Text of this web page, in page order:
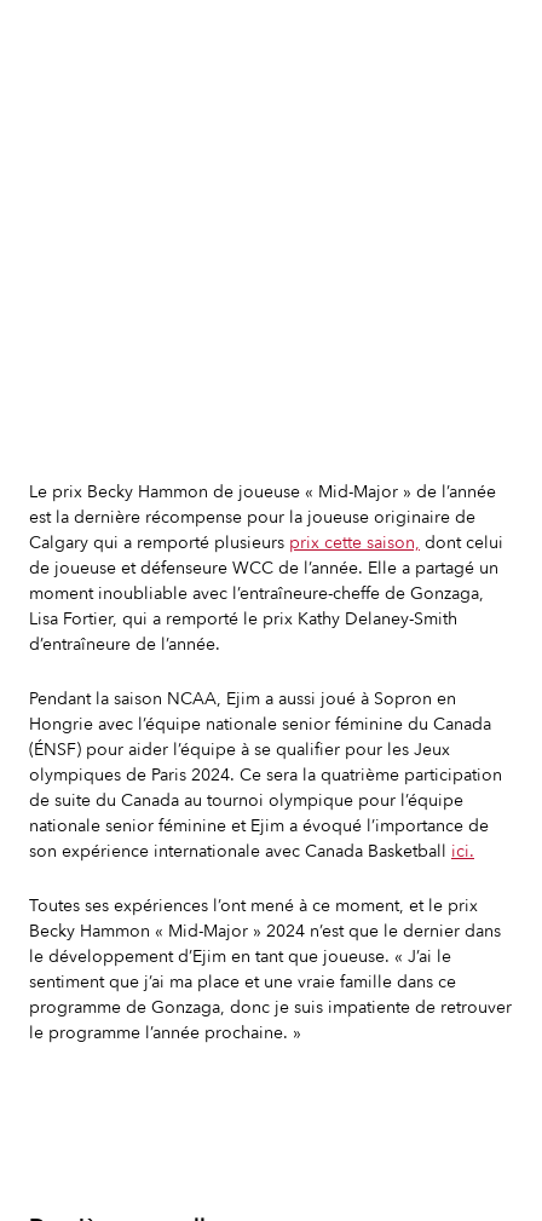
Le prix Becky Hammon de joueuse « Mid-Major » de l’année
est la dernière récompense pour la joueuse originaire de
Calgary qui a remporté plusieurs prix cette saison, dont celui
de joueuse et défenseure WCC de l’année. Elle a partagé un
moment inoubliable avec l’entraîneure-cheffe de Gonzaga,
Lisa Fortier, qui a remporté le prix Kathy Delaney-Smith
d’entraîneure de l’année.
Pendant la saison NCAA, Ejim a aussi joué à Sopron en
Hongrie avec l’équipe nationale senior féminine du Canada
(ÉNSF) pour aider l’équipe à se qualifier pour les Jeux
olympiques de Paris 2024. Ce sera la quatrième participation
de suite du Canada au tournoi olympique pour l’équipe
nationale senior féminine et Ejim a évoqué l’importance de
son expérience internationale avec Canada Basketball ici.
Toutes ses expériences l’ont mené à ce moment, et le prix
Becky Hammon « Mid-Major » 2024 n’est que le dernier dans
le développement d’Ejim en tant que joueuse. « J’ai le
sentiment que j’ai ma place et une vraie famille dans ce
programme de Gonzaga, donc je suis impatiente de retrouver
le programme l’année prochaine. »